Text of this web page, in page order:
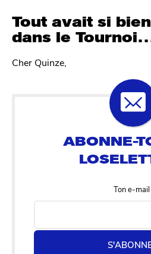
Tout avait si
dans le
Cher Quinze,
Ton e-mail